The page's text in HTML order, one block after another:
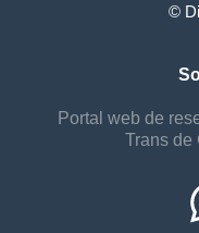
©
Portal web de
Trans de